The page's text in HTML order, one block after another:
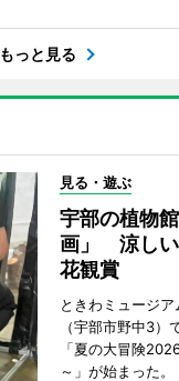
もっと見る
見る・遊ぶ
宇部の植物
画」 涼しい
花観賞
ときわミュージア
（宇部市野中3）
「夏の大冒険
～」が始まった。